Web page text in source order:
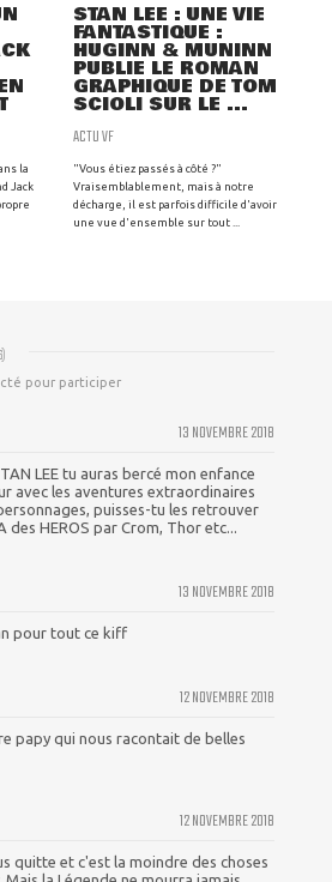
la
Jack
STAN LEE : UNE VIE
FANTASTIQUE :
HUGINN & MUNINN
PUBLIE LE ROMAN
GRAPHIQUE DE TOM
SCIOLI SUR LE ...
ACTU VF
"Vous étiez passés à côté ?"
Vraisemblablement, mais à notre
décharge, il est parfois difficile d'avoir
une vue d'ensemble sur tout ...
)
pour participer
13 NOVEMBRE 2018
LEE tu auras bercé mon enfance
avec les aventures extraordinaires
puisses-tu les retrouver
des HEROS par Crom, Thor etc...
13 NOVEMBRE 2018
pour tout ce kiff
12 NOVEMBRE 2018
papy qui nous racontait de belles
12 NOVEMBRE 2018
quitte et c'est la moindre des choses